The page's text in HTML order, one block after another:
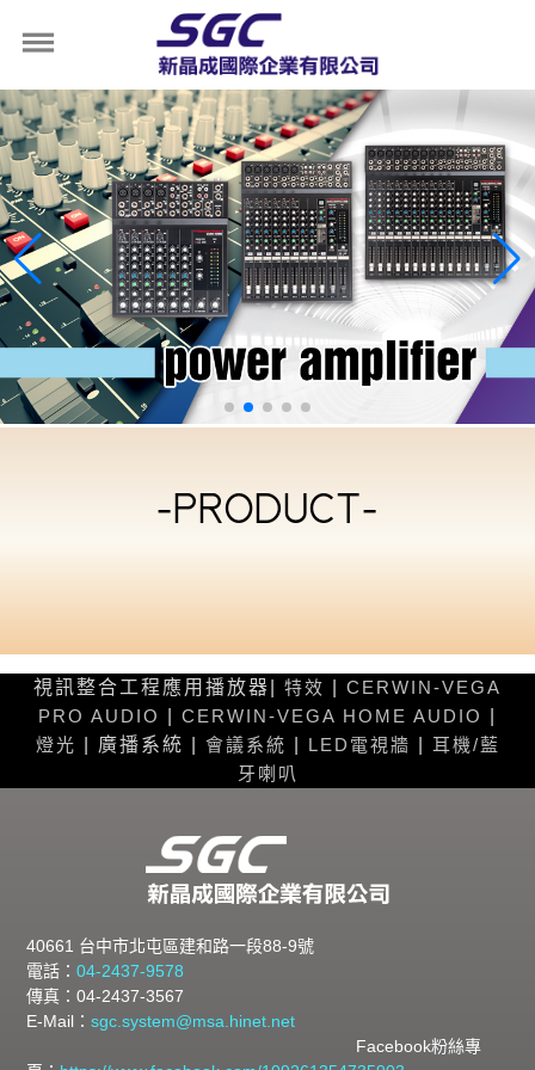
-PRODUCT-
視訊整合工程應用播放器| 特效
CERWIN-VEGA
PRO AUDIO
CERWIN-VEGA HOME AUDIO
燈光 | 廣播系統 | 會議系統 LED電視牆
耳機/藍
牙喇叭
40661 台中市北屯區建和路一段88-9號
電話：04-2437-9578
傳真：04-2437-3567
E-Mail：sgc.system@msa.hinet.net
Facebook粉絲專